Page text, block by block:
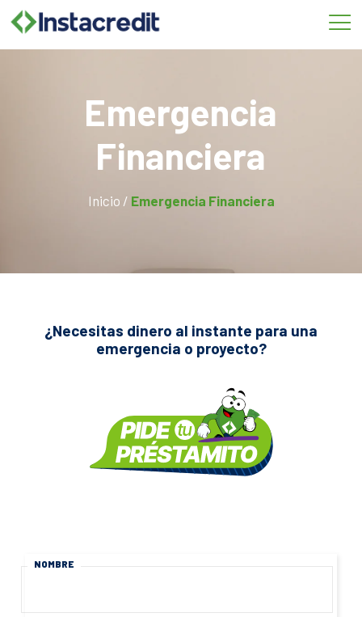
Omitir
ir
Emergencia
Financiera
Inicio / Emergencia Financiera
¿Necesitas dinero al instante para una
emergencia o proyecto?
NOMBRE